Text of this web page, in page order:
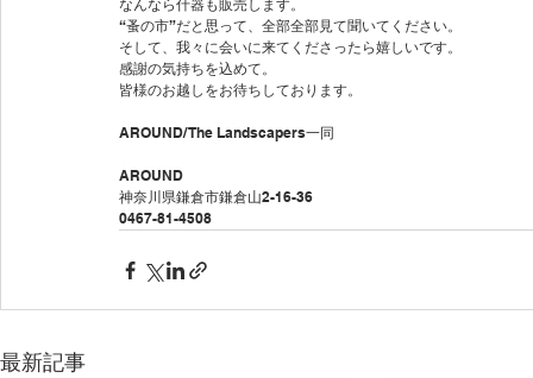
なんなら什器も販売します。
“蚤の市”だと思って、全部全部見て聞いてください。
そして、我々に会いに来てくださったら嬉しいです。
感謝の気持ちを込めて。
皆様のお越しをお待ちしております。
AROUND/ The Landscapers一同
AROUND
神奈川県鎌倉市鎌倉山2-16-36
0467-81-4508
最新記事